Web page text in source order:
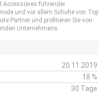
Accessoires führender
und vor allem Schuhe von Top
Partner und profitieren Sie von
Unternehmens.
20.11.2019
18 %
30 Tage